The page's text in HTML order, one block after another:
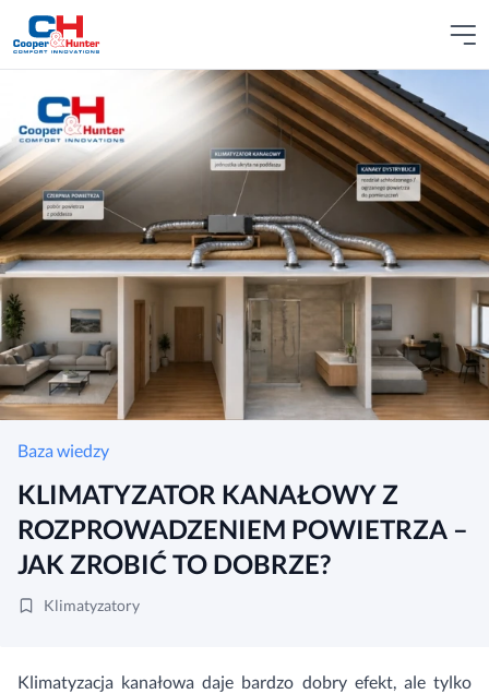
Baza wiedzy
KLIMATYZATOR KANAŁOWY Z
ROZPROWADZENIEM POWIETRZA –
JAK ZROBIĆ TO DOBRZE?
Klimatyzatory
Klimatyzacja kanałowa daje bardzo dobry efekt, ale tylko